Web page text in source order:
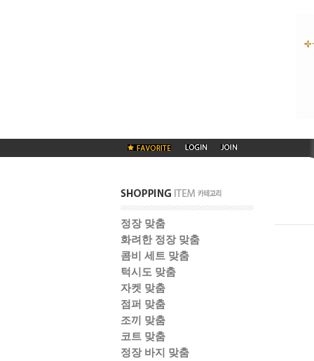
정장 맞춤
화려한 정장 맞춤
콤비 세트 맞춤
턱시도 맞춤
자켓 맞춤
점퍼 맞춤
조끼 맞춤
코트 맞춤
정장 바지 맞춤